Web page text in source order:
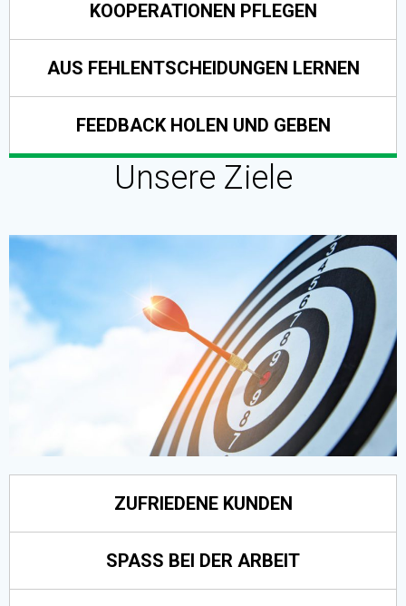
KOOPERATIONEN PFLEGEN
AUS FEHLENTSCHEIDUNGEN LERNEN
FEEDBACK HOLEN UND GEBEN
Unsere Ziele
ZUFRIEDENE KUNDEN
SPASS BEI DER ARBEIT